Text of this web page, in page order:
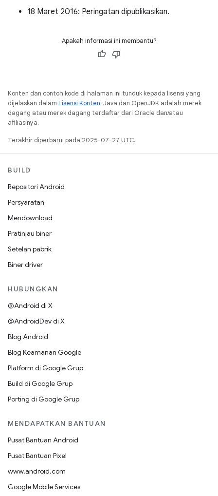
18 Maret 2016: Peringatan dipublikasikan.
Apakah informasi ini membantu?
Konten dan contoh kode di halaman ini tunduk kepada lisensi yang
dijelaskan dalam Lisensi Konten. Java dan OpenJDK adalah merek
dagang atau merek dagang terdaftar dari Oracle dan/atau
afiliasinya.
Terakhir diperbarui pada 2025-07-27 UTC.
BUILD
Repositori Android
Persyaratan
Mendownload
Pratinjau biner
Setelan pabrik
Biner driver
HUBUNGKAN
@Android di X
@AndroidDev di X
Blog Android
Blog Keamanan Google
Platform di Google Grup
Build di Google Grup
Porting di Google Grup
MENDAPATKAN BANTUAN
Pusat Bantuan Android
Pusat Bantuan Pixel
www.android.com
Google Mobile Services